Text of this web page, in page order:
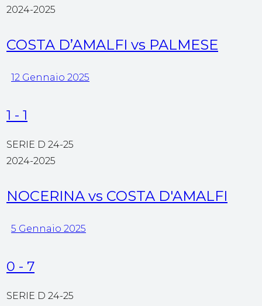
2024-2025
COSTA D’AMALFI vs PALMESE
12 Gennaio 2025
1 - 1
SERIE D 24-25
2024-2025
NOCERINA vs COSTA D'AMALFI
5 Gennaio 2025
0 - 7
SERIE D 24-25